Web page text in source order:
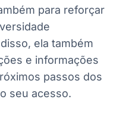
para reforçar
ela também
e informações
passos dos
seu acesso.